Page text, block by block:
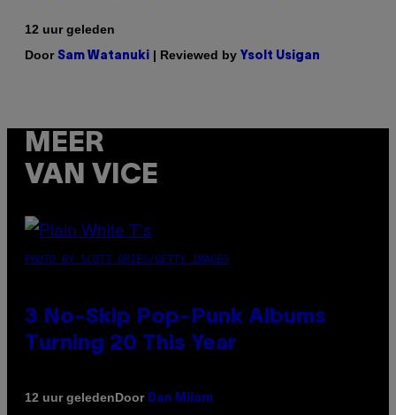
12 uur geleden
Door Sam Watanuki | Reviewed by Ysolt Usigan
MEER
VAN VICE
PHOTO BY SCOTT GRIES/GETTY IMAGES
3 No-Skip Pop-Punk Albums
Turning 20 This Year
12 uur geledenDoor Dan Milam